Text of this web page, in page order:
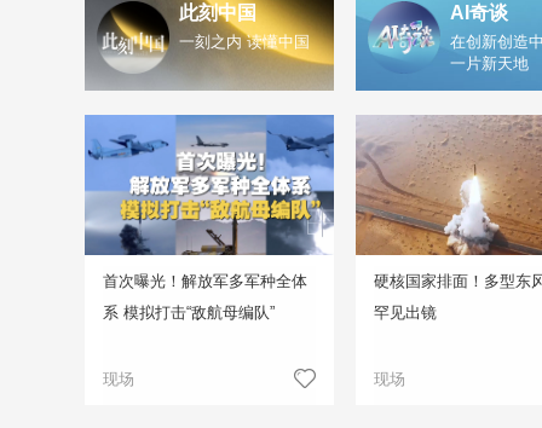
此刻中国
一刻之内 读懂中国
AI奇谈
在创新创造
一片新天地
首次曝光！解放军多军种全体
系 模拟打击“敌航母编队”
现场
硬核国家排面！多型东
罕见出镜
现场